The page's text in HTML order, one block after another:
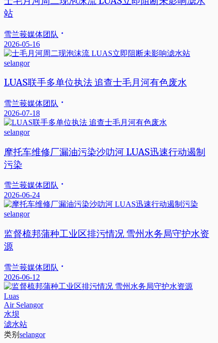
站
雪兰莪媒体团队
2026-05-16
selangor
LUAS联手多单位执法 追查士毛月河有色废水
雪兰莪媒体团队
2026-07-18
selangor
摩托车维修厂漏油污染沙叻河 LUAS迅速行动遏制
污染
雪兰莪媒体团队
2026-06-24
selangor
监督梳邦蒲种工业区排污情况 雪州水务局守护水资
源
雪兰莪媒体团队
2026-06-12
Luas
Air Selangor
水坝
滤水站
类别 selangor